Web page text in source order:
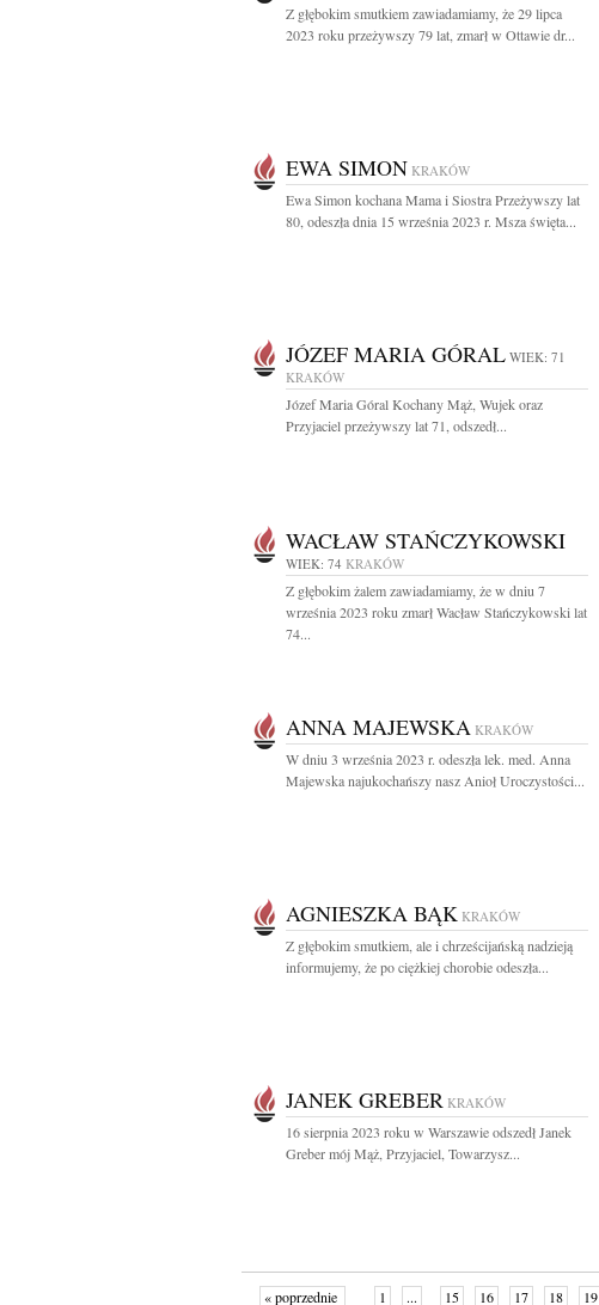
Z głębokim smutkiem zawiadamiamy, że 29 lipca
2023 roku przeżywszy 79 lat, zmarł w Ottawie dr...
EWA SIMON KRAKÓW
Ewa Simon kochana Mama i Siostra Przeżywszy lat
80, odeszła dnia 15 września 2023 r. Msza święta...
JÓZEF MARIA GÓRAL WIEK: 71
KRAKÓW
Józef Maria Góral Kochany Mąż, Wujek oraz
Przyjaciel przeżywszy lat 71, odszedł...
WACŁAW STAŃCZYKOWSKI
WIEK: 74 KRAKÓW
Z głębokim żalem zawiadamiamy, że w dniu 7
września 2023 roku zmarł Wacław Stańczykowski lat
74...
ANNA MAJEWSKA KRAKÓW
W dniu 3 września 2023 r. odeszła lek. med. Anna
Majewska najukochańszy nasz Anioł Uroczystości...
AGNIESZKA BĄK KRAKÓW
Z głębokim smutkiem, ale i chrześcijańską nadzieją
informujemy, że po ciężkiej chorobie odeszła...
JANEK GREBER KRAKÓW
16 sierpnia 2023 roku w Warszawie odszedł Janek
Greber mój Mąż, Przyjaciel, Towarzysz...
« poprzednie 1 ... 15 16 17 18 19